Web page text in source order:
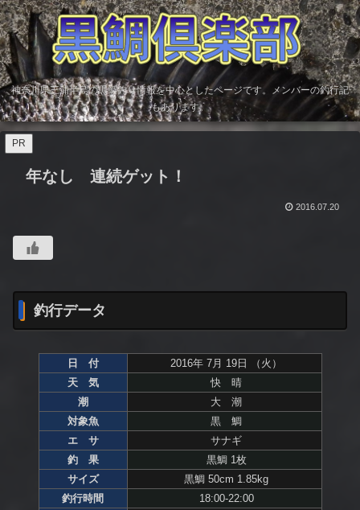
神奈川県三浦半島の黒鯛釣り情報を中心としたページです。メンバーの釣行記
もあります。
PR
年なし 連続ゲット！
2016.07.20
釣行データ
日 付
2016年 7月 19日 （火）
天 気
快 晴
潮
大 潮
対象魚
黒 鯛
エ サ
サナギ
釣 果
黒鯛 1枚
サイズ
黒鯛 50cm 1.85kg
釣行時間
18:00-22:00